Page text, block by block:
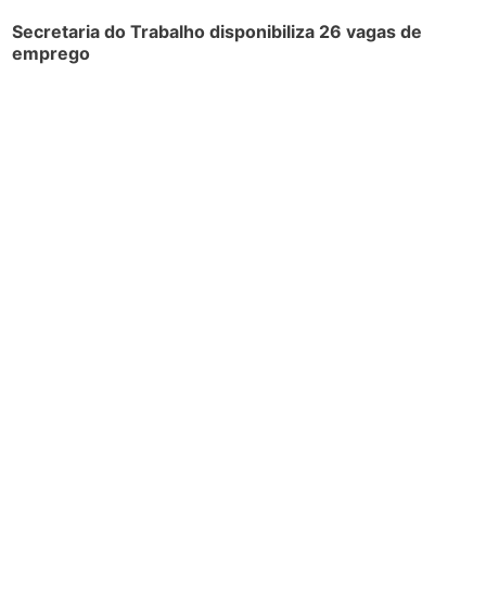
Secretaria do Trabalho disponibiliza 26 vagas de
emprego